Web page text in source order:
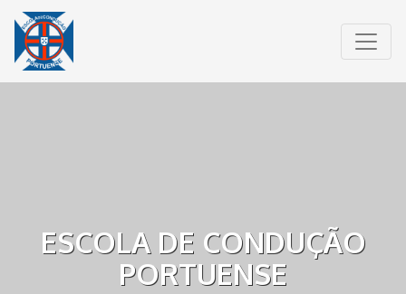
ESCOLA DE CONDUÇÃO
PORTUENSE